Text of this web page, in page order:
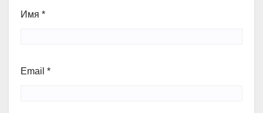
Имя *
Email *